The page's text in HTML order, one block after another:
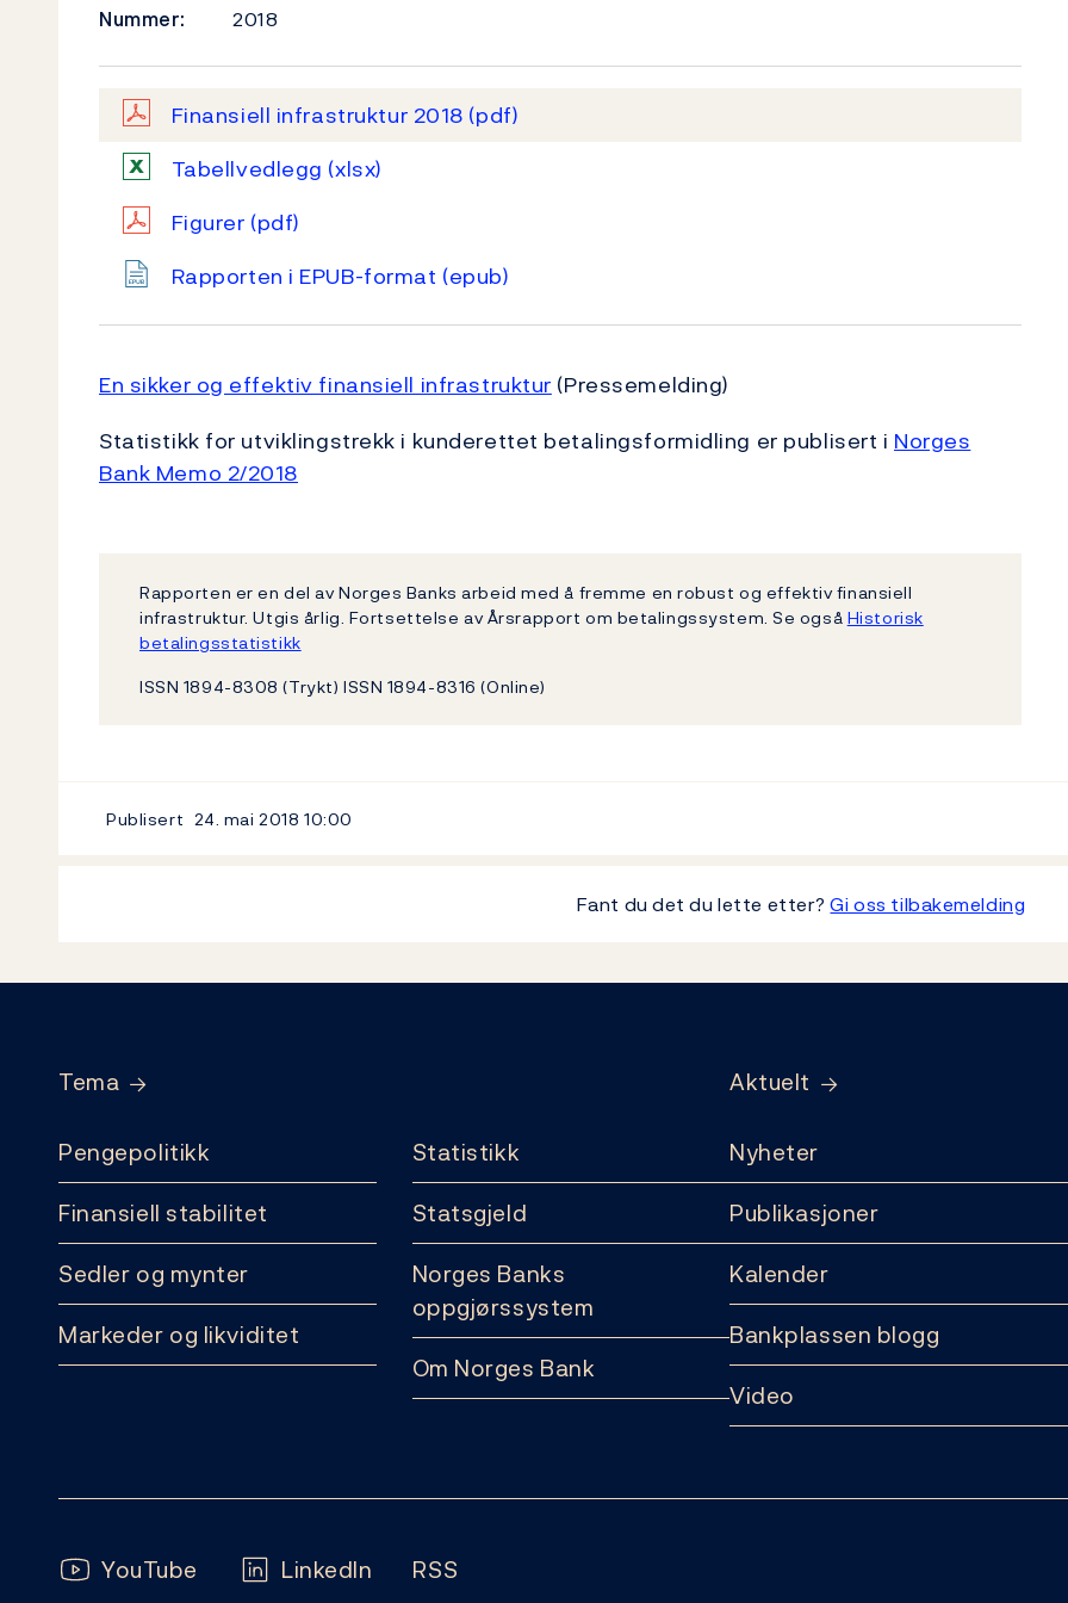
Nummer:
2018
Finansiell infrastruktur 2018 (pdf)
Tabellvedlegg (xlsx)
Figurer (pdf)
Rapporten i EPUB-format (epub)
En sikker og effektiv finansiell infrastruktur (Pressemelding)
Statistikk for utviklingstrekk i kunderettet betalingsformidling er publisert i Norges
Bank Memo 2/2018
Rapporten er en del av Norges Banks arbeid med å fremme en robust og effektiv finansiell
infrastruktur. Utgis årlig. Fortsettelse av Årsrapport om betalingssystem. Se ogsåHistorisk
betalingsstatistikk
ISSN 1894-8308 (Trykt) ISSN 1894-8316 (Online)
Publisert 24. mai 2018 10:00
Fant du det du lette etter?Gi oss tilbakemelding
Tema
Pengepolitikk
Finansiell stabilitet
Sedler og mynter
Markeder og likviditet
Statistikk
Statsgjeld
Norges Banks
oppgjørssystem
Om Norges Bank
Aktuelt
Nyheter
Publikasjoner
Kalender
Bankplassen blogg
Video
Følg oss:
YouTube LinkedIn RSS